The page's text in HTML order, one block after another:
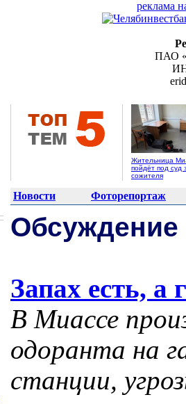
реклама
ПАО
Жительница
пойдёт под суд
сожителя
Новости Фоторепортаж
Запах есть, а
В Миассе
одоранта на
станции,